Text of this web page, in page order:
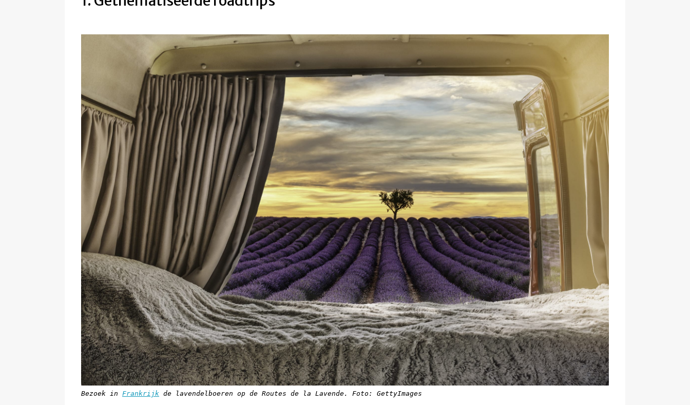
Bezoek in Frankrijk de lavendelboeren op de Routes de la Lavende. Foto: GettyImages